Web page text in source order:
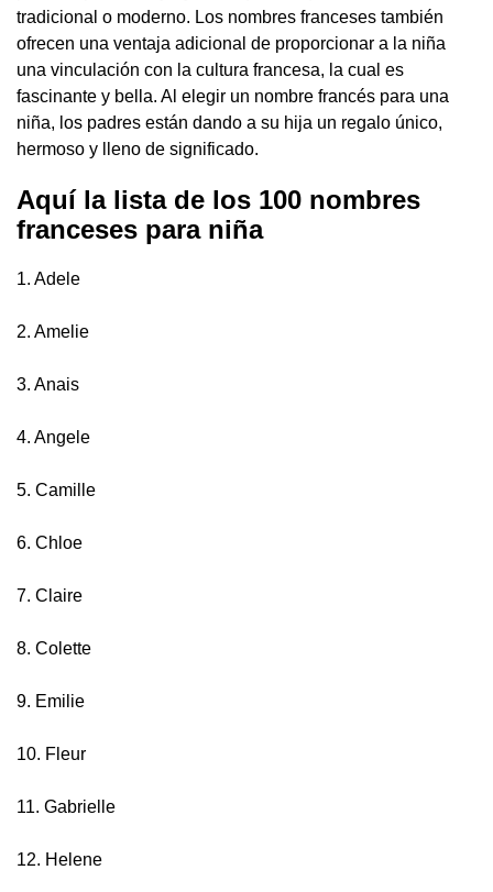
tradicional o moderno. Los nombres franceses también
ofrecen una ventaja adicional de proporcionar a la niña
una vinculación con la cultura francesa, la cual es
fascinante y bella. Al elegir un nombre francés para una
niña, los padres están dando a su hija un regalo único,
hermoso y lleno de significado.
Aquí la lista de los 100 nombres
franceses para niña
1. Adele
2. Amelie
3. Anais
4. Angele
5. Camille
6. Chloe
7. Claire
8. Colette
9. Emilie
10. Fleur
11. Gabrielle
12. Helene